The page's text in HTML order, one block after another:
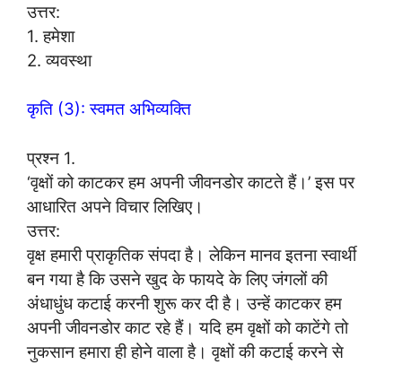
उत्तर:
1. हमेशा
2. व्यवस्था
कृति (3): स्वमत अभिव्यक्ति
प्रश्न 1.
‘वृक्षों को काटकर हम अपनी जीवनडोर काटते हैं।’ इस पर
आधारित अपने विचार लिखिए।
उत्तर:
वृक्ष हमारी प्राकृतिक संपदा है। लेकिन मानव इतना स्वार्थी
बन गया है कि उसने खुद के फायदे के लिए जंगलों की
अंधाधुंध कटाई करनी शुरू कर दी है। उन्हें काटकर हम
अपनी जीवनडोर काट रहे हैं। यदि हम वृक्षों को काटेंगे तो
नुकसान हमारा ही होने वाला है। वृक्षों की कटाई करने से